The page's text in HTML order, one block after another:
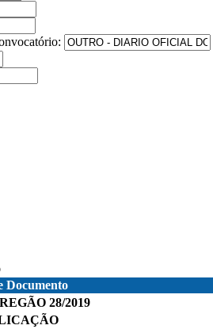
Documento
28/2019